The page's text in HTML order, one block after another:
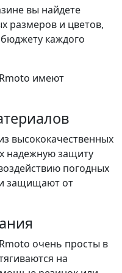
вы найдете
размеров и цветов,
каждого
имеют
высококачественных
надежную защиту
погодных
защищают от
очень просты в
на